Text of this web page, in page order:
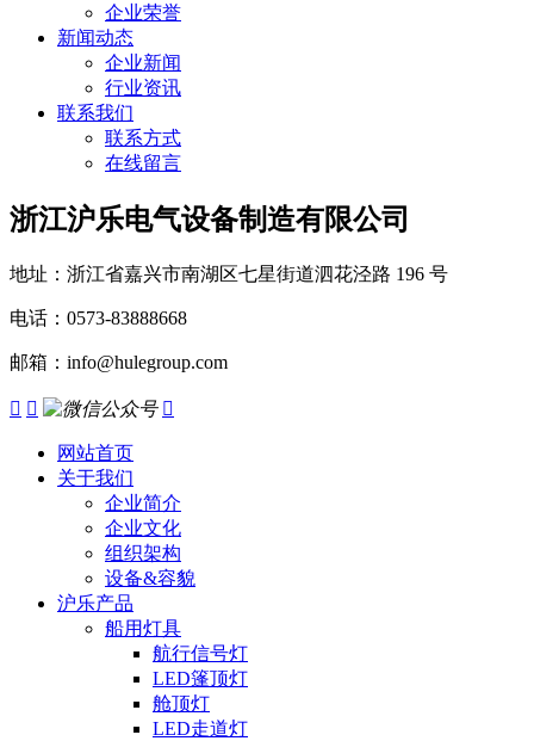
企业荣誉
新闻动态
企业新闻
行业资讯
联系我们
联系方式
在线留言
浙江沪乐电气设备制造有限公司
地址：浙江省嘉兴市南湖区七星街道泗花泾路 196 号
电话：0573-83888668
邮箱：info@hulegroup.com
  
网站首页
关于我们
企业简介
企业文化
组织架构
设备&容貌
沪乐产品
船用灯具
航行信号灯
LED篷顶灯
舱顶灯
LED走道灯